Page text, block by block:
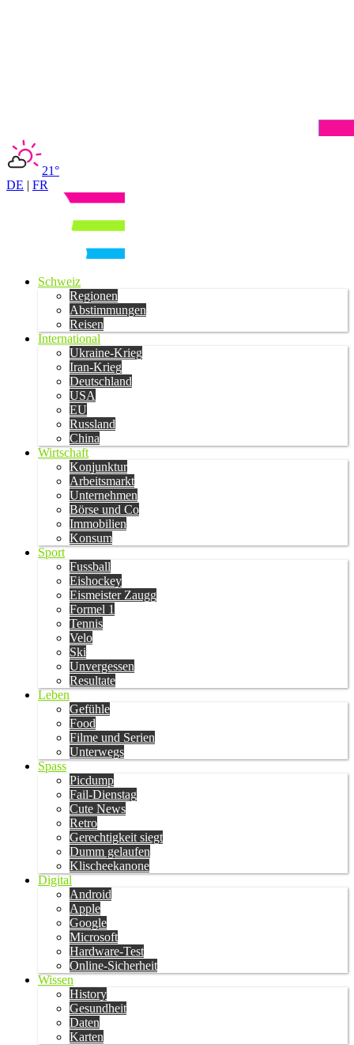
21°
DE | FR
Schweiz
Regionen
Abstimmungen
Reisen
International
Ukraine-Krieg
Iran-Krieg
Deutschland
USA
EU
Russland
China
Wirtschaft
Konjunktur
Arbeitsmarkt
Unternehmen
Börse und Co
Immobilien
Konsum
Sport
Fussball
Eishockey
Eismeister Zaugg
Formel 1
Tennis
Velo
Ski
Unvergessen
Resultate
Leben
Gefühle
Food
Filme und Serien
Unterwegs
Spass
Picdump
Fail-Dienstag
Cute News
Retro
Gerechtigkeit siegt
Dumm gelaufen
Klischeekanone
Digital
Android
Apple
Google
Microsoft
Hardware-Test
Online-Sicherheit
Wissen
History
Gesundheit
Daten
Karten